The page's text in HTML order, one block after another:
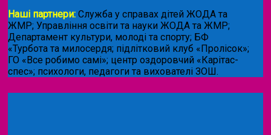
Наші партнери: Служба у справах дітей ЖОДА та
ЖМР; Управління освіти та науки ЖОДА та ЖМР;
Департамент культури, молоді та спорту; БФ
«Турбота та милосердя; підлітковий клуб «Пролісок»;
ГО «Все робимо самі»; центр оздоровчий «Карітас-
спес»; психологи, педагоги та вихователі ЗОШ.